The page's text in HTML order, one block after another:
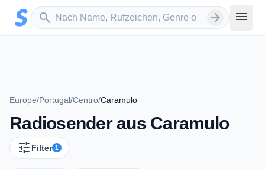
Zum Hauptinhalt springen
search
Sender suchen arrow_forward menu
Europe/Portugal/Centro/Caramulo
Radiosender aus Caramulo
tune Filter 1